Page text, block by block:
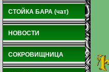
СТОЙКА БАРА (чат)
НОВОСТИ
СОКРОВИЩНИЦА